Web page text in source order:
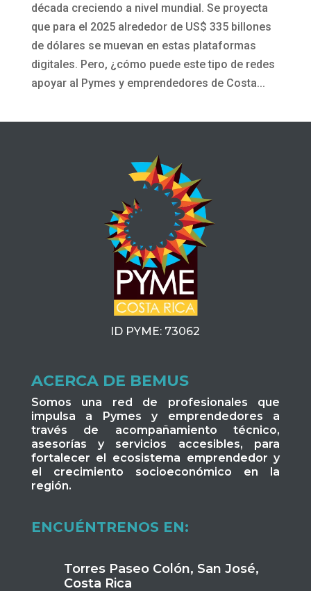
década creciendo a nivel mundial. Se proyecta
que para el 2025 alrededor de US$ 335 billones
de dólares se muevan en estas plataformas
digitales. Pero, ¿cómo puede este tipo de redes
apoyar al Pymes y emprendedores de Costa...
ID PYME: 73062
ACERCA DE BEMUS
Somos una red de profesionales que
impulsa a Pymes y emprendedores a
través de acompañamiento técnico,
asesorías y servicios accesibles, para
fortalecer el ecosistema emprendedor y
el crecimiento socioeconómico en la
región.
ENCUÉNTRENOS EN:
Torres Paseo Colón, San José,
Costa Rica